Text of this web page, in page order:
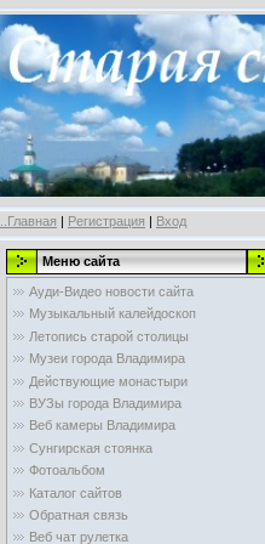
..Главная | Регистрация | Вход
Меню сайта
Ауди-Видео новости сайта
Музыкальный калейдоскоп
Летопись старой столицы
Музеи города Владимира
Действующие монастыри
ВУЗы города Владимира
Веб камеры Владимира
Сунгирская стоянка
Фотоальбом
Каталог сайтов
Обратная связь
Веб чат рулетка